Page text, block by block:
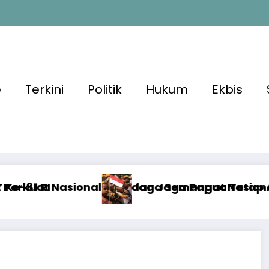
Terkini Politik Hukum Ekbis
Papua Tetap Aman Menjelang HUT Ke-
Semangat Nasionalisme dan Kondusivitas